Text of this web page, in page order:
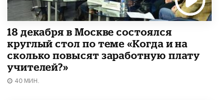
18 декабря в Москве состоялся
круглый стол по теме «Когда и на
сколько повысят заработную плату
учителей?»
40 МИН.